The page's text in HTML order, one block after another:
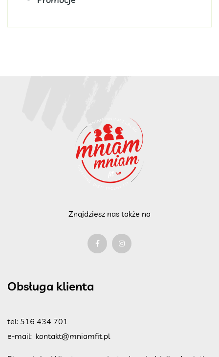
Znajdziesz nas także na
Obsługa klienta
tel: 516 434 701
e-mail: kontakt@mniamfit.pl